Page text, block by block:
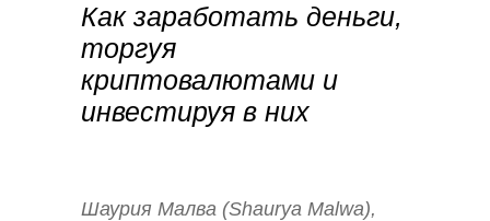
Как заработать деньги,
торгуя
криптовалютами и
инвестируя в них
Шаурия Малва (Shaurya Malwa),